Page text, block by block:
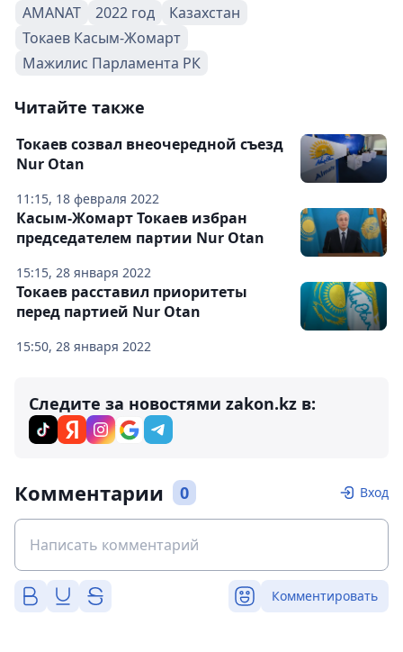
AMANAT 2022 год
Казахстан
Токаев Касым-Жомарт
Мажилис Парламента РК
Читайте также
11:15, 18 февраля 2022
Токаев созвал внеочередной съезд
Nur Otan
15:15, 28 января 2022
Касым-Жомарт Токаев избран
председателем партии Nur Otan
15:50, 28 января 2022
Токаев расставил приоритеты
перед партией Nur Otan
Следите за новостями zakon.kz в:
Комментарии 0 Вход
Комментировать